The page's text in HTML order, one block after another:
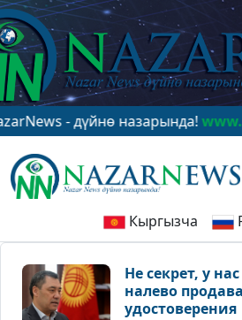
- дүйнө назарында!
Кыргызча
Не секрет, у
налево
удостоверения